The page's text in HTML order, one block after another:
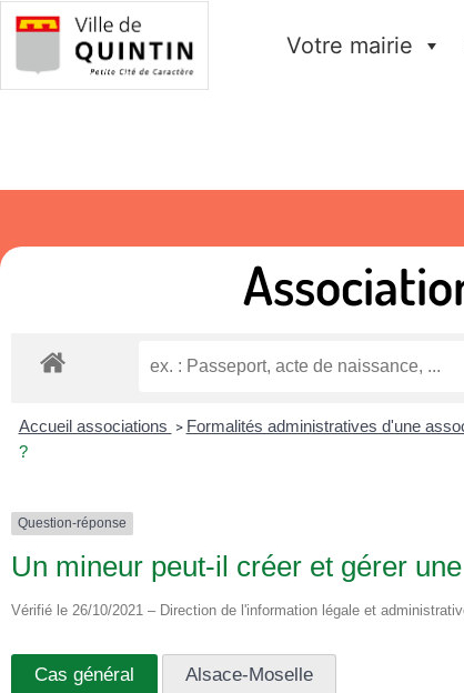
Votre mairie
Accueil associations > Formalités administratives d'une
?
Question-réponse
Un mineur peut-il créer et gérer
Vérifié le 26/10/2021 – Direction de l'information légale et
Cas général Alsace-Moselle